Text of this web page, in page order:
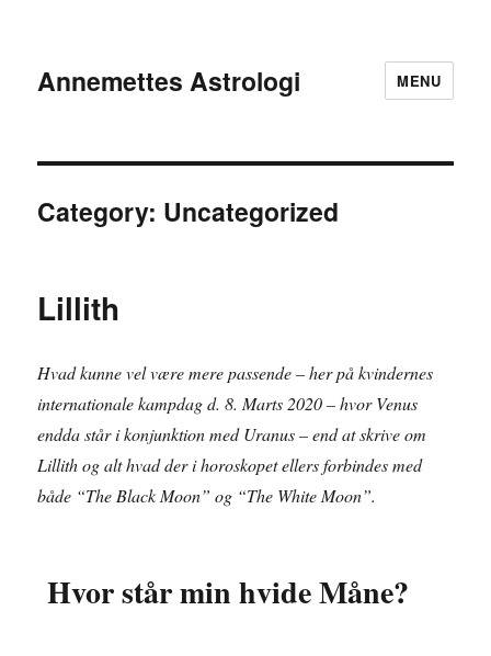
Annemettes Astrologi MENU
Category: Uncategorized
Lillith
Hvad kunne vel være mere passende – her på kvindernes
internationale kampdag d. 8. Marts 2020 – hvor Venus
endda står i konjunktion med Uranus – end at skrive om
Lillith og alt hvad der i horoskopet ellers forbindes med
både “The Black Moon” og “The White Moon”.
Hvor står min hvide Måne?